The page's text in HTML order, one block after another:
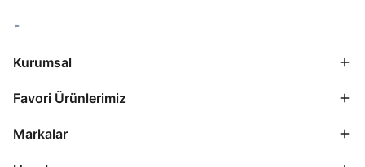
Kurumsal
Favori Ürünlerimiz
Markalar